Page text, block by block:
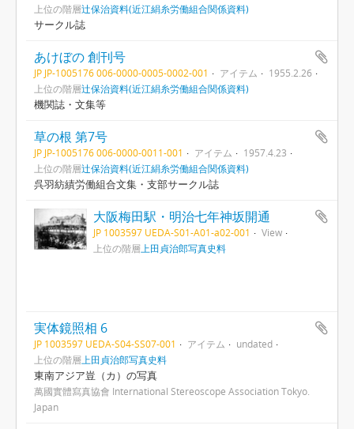
上位の階層辻保治資料(近江絹糸労働組合関係資料)
サークル誌
あけぼの 創刊号
JP JP-1005176 006-0000-0005-0002-001 アイテム
1955.2.26
上位の階層辻保治資料(近江絹糸労働組合関係資料)
機関誌・文集等
草の根 第7号
JP JP-1005176 006-0000-0011-001 アイテム
1957.4.23
上位の階層辻保治資料(近江絹糸労働組合関係資料)
呉羽紡績労働組合文集・支部サークル誌
大阪梅田駅・明治七年神坂開通
JP 1003597 UEDA-S01-A01-a02-001
View
上位の階層上田貞治郎写真史料
実体鏡照相 6
JP 1003597 UEDA-S04-SS07-001 アイテム
undated
上位の階層 上田貞治郎写真史料
東南アジア豈（カ）の写真
萬國實體寫真協會 International Stereoscope Association Tokyo.
Japan